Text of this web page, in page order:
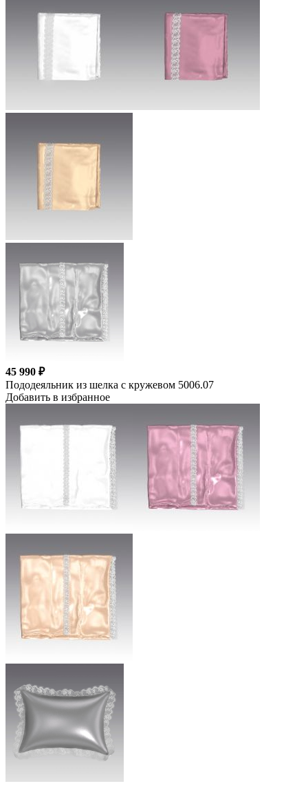
45 990 ₽
Пододеяльник из шелка с кружевом 5006.07
Добавить в избранное